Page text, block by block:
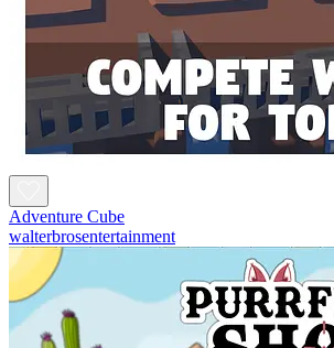
Adventure Cube
walterbrosentertainment